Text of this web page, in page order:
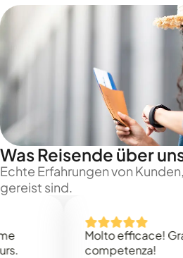
Was Reisende über
Echte Erfahrungen von
gereist sind.
Molto efficace! Grazie
competenza!